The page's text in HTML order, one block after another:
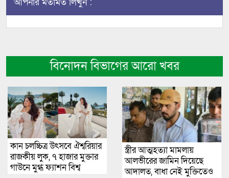
বিনোদন বিভাগের আরো খবর
কান চলচ্চিত্র উৎসবে ঐশ্বরিয়ার
রাজকীয় লুক, ৭ হাজার মুক্তার
গাউনে মুগ্ধ ফ্যাশন বিশ্ব
স্ত্রীর আত্মহত্যা মামলায়
আলভীরের জামিন দিয়েছে
আদালত, বাধা নেই মুক্তিতেও